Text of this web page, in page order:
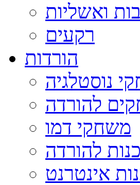
ואשליות
רקעים
הורדות
נוסטלגיה
להורדה
משחקי דמו
להורדה
אינטרנט